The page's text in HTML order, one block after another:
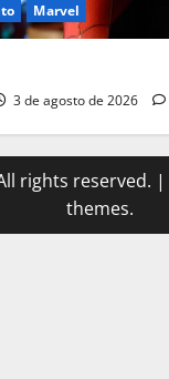
Marvel
3 de agosto de 2026
rights reserved. |
themes.